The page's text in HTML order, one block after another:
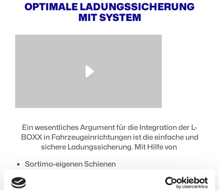
OPTIMALE LADUNGSSICHERUNG
MIT SYSTEM
Ein wesentliches Argument für die Integration der L-
BOXX in Fahrzeugeinrichtungen ist die einfache und
sichere Ladungssicherung. Mit Hilfe von
Sortimo-eigenen Schienen
oder den praktischen L-BOXX ProSafe-Haltern